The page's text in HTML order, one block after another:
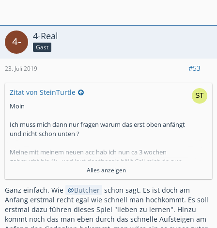
4-Real
Gast
23. Juli 2019 #53
Zitat von SteinTurtle
Moin
Ich muss mich dann nur fragen warum das erst oben anfängt
und nicht schon unten ?
Meine mit meinem neuen acc hab ich nun ca 3 wochen
gebraucht bis 4k , und laut der theorie hällt Cell mich da nun
Wäre es für die nicht sinniger das von anfang an zu machen
und es leicht zu steigern?
So könnten sie leute viel länger halten.
Also von der logik her würe ich es so machen.
Alles anzeigen
Ganz einfach. Wie Butcher schon sagt. Es ist doch am
Anfang erstmal recht egal wie schnell man hochkommt. Es soll
erstmal dazu führen dieses Spiel "lieben zu lernen". Hinzu
kommt noch das man eben durch das schnelle Aufsteigen am